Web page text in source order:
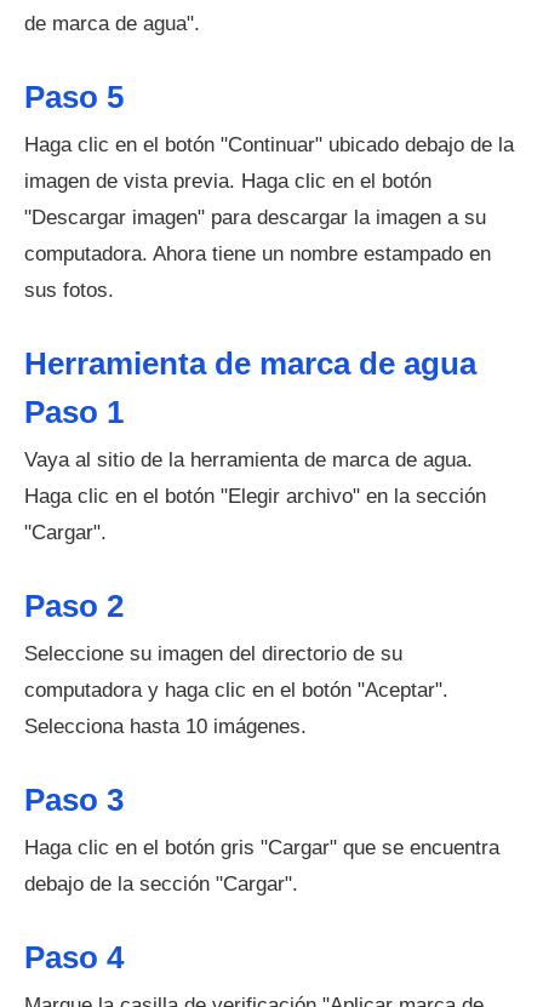
de marca de agua".
Paso 5
Haga clic en el botón "Continuar" ubicado debajo de la
imagen de vista previa. Haga clic en el botón
"Descargar imagen" para descargar la imagen a su
computadora. Ahora tiene un nombre estampado en
sus fotos.
Herramienta de marca de agua
Paso 1
Vaya al sitio de la herramienta de marca de agua.
Haga clic en el botón "Elegir archivo" en la sección
"Cargar".
Paso 2
Seleccione su imagen del directorio de su
computadora y haga clic en el botón "Aceptar".
Selecciona hasta 10 imágenes.
Paso 3
Haga clic en el botón gris "Cargar" que se encuentra
debajo de la sección "Cargar".
Paso 4